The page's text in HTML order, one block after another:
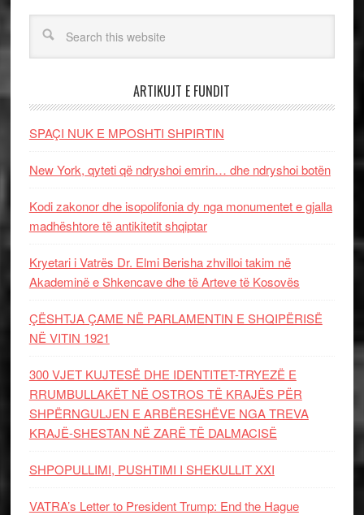
ARTIKUJT E FUNDIT
SPAÇI NUK E MPOSHTI SHPIRTIN
New York, qyteti që ndryshoi emrin… dhe ndryshoi botën
Kodi zakonor dhe isopolifonia dy nga monumentet e gjalla
madhështore të antikitetit shqiptar
Kryetari i Vatrës Dr. Elmi Berisha zhvilloi takim në
Akademinë e Shkencave dhe të Arteve të Kosovës
ÇËSHTJA ÇAME NË PARLAMENTIN E SHQIPËRISË
NË VITIN 1921
300 VJET KUJTESË DHE IDENTITET-TRYEZË E
RRUMBULLAKËT NË OSTROS TË KRAJËS PËR
SHPËRNGULJEN E ARBËRESHËVE NGA TREVA
KRAJË-SHESTAN NË ZARË TË DALMACISË
SHPOPULLIMI, PUSHTIMI I SHEKULLIT XXI
VATRA’s Letter to President Trump: End the Hague